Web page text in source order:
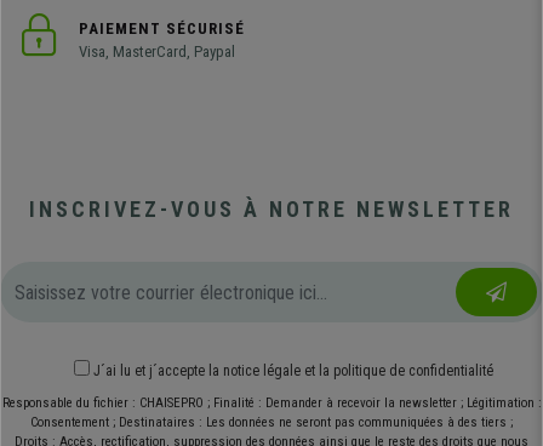
PAIEMENT SÉCURISÉ
Visa, MasterCard, Paypal
INSCRIVEZ-VOUS À NOTRE NEWSLETTER
J´ai lu et j´accepte la notice légale et la politique de confidentialité
Responsable du fichier : CHAISEPRO ; Finalité : Demander à recevoir la newsletter ; Légitimation :
Consentement ; Destinataires : Les données ne seront pas communiquées à des tiers ;
Droits : Accès, rectification, suppression des données ainsi que le reste des droits que nous